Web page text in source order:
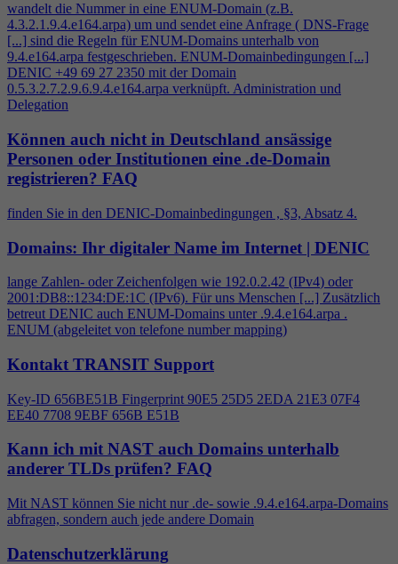
wandelt die Nummer in eine ENUM-Domain (z.B.
4.3.2.1.9.4.e164.arpa) um und sendet eine Anfrage ( DNS-Frage
[...] sind die Regeln für ENUM-Domains unterhalb von
9.4.e164.arpa festgeschrieben. ENUM-Domainbedingungen [...]
DENIC +49 69 27 2350 mit der Domain
0.5.3.2.7.2.9.6.9.4.e164.arpa verknüpft. Administration und
Delegation
Können auch nicht in Deutschland ansässige
Personen oder Institutionen eine .de-Domain
registrieren? FAQ
finden Sie in den DENIC-Domainbedingungen , §3, Absatz 4.
Domains: Ihr digitaler Name im Internet | DENIC
lange Zahlen- oder Zeichenfolgen wie 192.0.2.42 (IPv4) oder
2001:DB8::1234:DE:1C (IPv6). Für uns Menschen [...] Zusätzlich
betreut DENIC auch ENUM-Domains unter .9.4.e164.arpa .
ENUM (abgeleitet von telefone number mapping)
Kontakt TRANSIT Support
Key-ID 656BE51B Fingerprint 90E5 25D5 2EDA 21E3 07F4
EE40 7708 9EBF 656B E51B
Kann ich mit NAST auch Domains unterhalb
anderer TLDs prüfen? FAQ
Mit NAST können Sie nicht nur .de- sowie .9.4.e164.arpa-Domains
abfragen, sondern auch jede andere Domain
Datenschutzerklärung